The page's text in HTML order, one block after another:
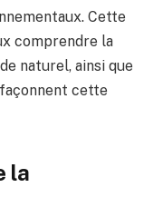
Cette
comprendre la
naturel, ainsi que
cette
la